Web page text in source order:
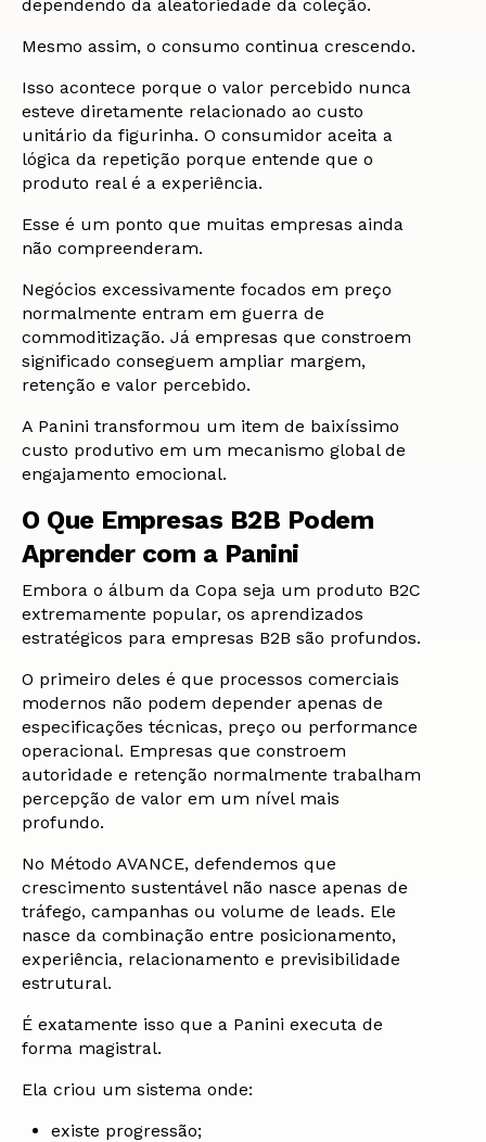
dependendo da aleatoriedade da coleção.
Mesmo assim, o consumo continua crescendo.
Isso acontece porque o valor percebido nunca
esteve diretamente relacionado ao custo
unitário da figurinha. O consumidor aceita a
lógica da repetição porque entende que o
produto real é a experiência.
Esse é um ponto que muitas empresas ainda
não compreenderam.
Negócios excessivamente focados em preço
normalmente entram em guerra de
commoditização. Já empresas que constroem
significado conseguem ampliar margem,
retenção e valor percebido.
A Panini transformou um item de baixíssimo
custo produtivo em um mecanismo global de
engajamento emocional.
O Que Empresas B2B Podem
Aprender com a Panini
Embora o álbum da Copa seja um produto B2C
extremamente popular, os aprendizados
estratégicos para empresas B2B são profundos.
O primeiro deles é que processos comerciais
modernos não podem depender apenas de
especificações técnicas, preço ou performance
operacional. Empresas que constroem
autoridade e retenção normalmente trabalham
percepção de valor em um nível mais
profundo.
No Método AVANCE, defendemos que
crescimento sustentável não nasce apenas de
tráfego, campanhas ou volume de leads. Ele
nasce da combinação entre posicionamento,
experiência, relacionamento e previsibilidade
estrutural.
É exatamente isso que a Panini executa de
forma magistral.
Ela criou um sistema onde:
existe progressão;